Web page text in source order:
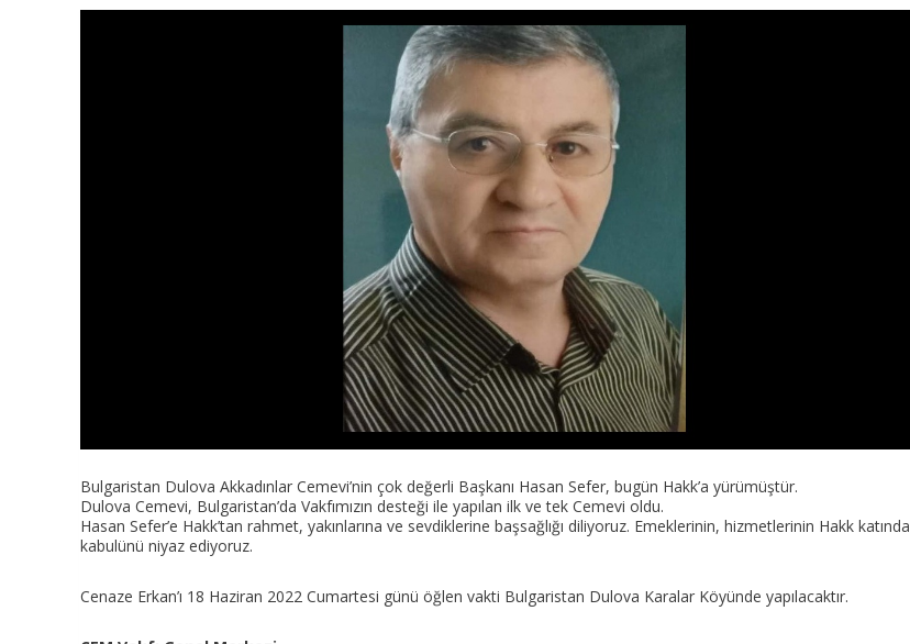
Bulgaristan Dulova Akkadınlar Cemevi’nin çok değerli Başkanı Hasan Sefer, bugün Hakk’a yürümüştür.
Dulova Cemevi, Bulgaristan’da Vakfımızın desteği ile yapılan ilk ve tek Cemevi oldu.
Hasan Sefer’e Hakk’tan rahmet, yakınlarına ve sevdiklerine başsağlığı diliyoruz. Emeklerinin, hizmetlerinin Hakk katında
kabulünü niyaz ediyoruz.
Cenaze Erkan’ı 18 Haziran 2022 Cumartesi günü öğlen vakti Bulgaristan Dulova Karalar Köyünde yapılacaktır.